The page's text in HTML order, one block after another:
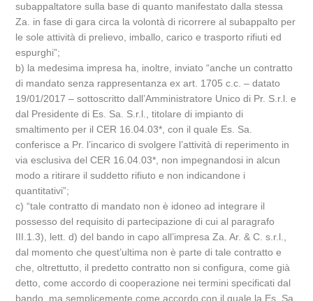
subappaltatore sulla base di quanto manifestato dalla stessa
Za. in fase di gara circa la volontà di ricorrere al subappalto per
le sole attività di prelievo, imballo, carico e trasporto rifiuti ed
espurghi”;
b) la medesima impresa ha, inoltre, inviato “anche un contratto
di mandato senza rappresentanza ex art. 1705 c.c. – datato
19/01/2017 – sottoscritto dall’Amministratore Unico di Pr. S.r.l. e
dal Presidente di Es. Sa. S.r.l., titolare di impianto di
smaltimento per il CER 16.04.03*, con il quale Es. Sa.
conferisce a Pr. l’incarico di svolgere l’attività di reperimento in
via esclusiva del CER 16.04.03*, non impegnandosi in alcun
modo a ritirare il suddetto rifiuto e non indicandone i
quantitativi”;
c) “tale contratto di mandato non è idoneo ad integrare il
possesso del requisito di partecipazione di cui al paragrafo
III.1.3), lett. d) del bando in capo all’impresa Za. Ar. & C. s.r.l.,
dal momento che quest’ultima non è parte di tale contratto e
che, oltrettutto, il predetto contratto non si configura, come già
detto, come accordo di cooperazione nei termini specificati dal
bando, ma semplicemente come accordo con il quale la Es. Sa.